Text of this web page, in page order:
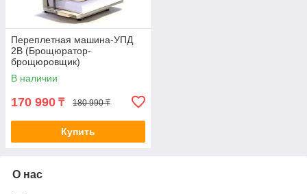
Переплетная машина-УПД
2В (Брощюратор-
брощюровщик)
В наличии
170 990 ₸ 180 990 ₸
Купить
О нас